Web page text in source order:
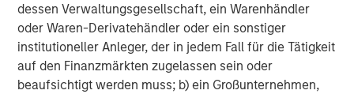
dessen Verwaltungsgesellschaft, ein Warenhändler
oder Waren-Derivatehändler oder ein sonstiger
institutioneller Anleger, der in jedem Fall für die Tätigkeit
auf den Finanzmärkten zugelassen sein oder
beaufsichtigt werden muss; b) ein Großunternehmen,
Firm’s employees serve clients worldwide including
corporations, governments, institutions and individuals.
For further information about Morgan Stanley, please visit
www.morganstanley.com